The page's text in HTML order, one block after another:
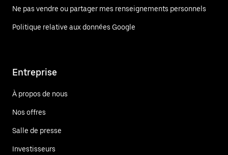
Ne pas vendre ou partager mes renseignements personnels
Politique relative aux données Google
Entreprise
À propos de nous
Nos offres
Salle de presse
Investisseurs